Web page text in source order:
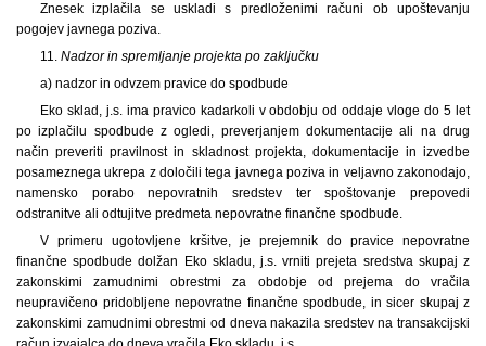
Znesek izplačila se uskladi s predloženimi računi ob upoštevanju
pogojev javnega poziva.
11. Nadzor in spremljanje projekta po zaključku
a) nadzor in odvzem pravice do spodbude
Eko sklad, j.s. ima pravico kadarkoli v obdobju od oddaje vloge do 5 let
po izplačilu spodbude z ogledi, preverjanjem dokumentacije ali na drug
način preveriti pravilnost in skladnost projekta, dokumentacije in izvedbe
posameznega ukrepa z določili tega javnega poziva in veljavno zakonodajo,
namensko porabo nepovratnih sredstev ter spoštovanje prepovedi
odstranitve ali odtujitve predmeta nepovratne finančne spodbude.
V primeru ugotovljene kršitve, je prejemnik do pravice nepovratne
finančne spodbude dolžan Eko skladu, j.s. vrniti prejeta sredstva skupaj z
zakonskimi zamudnimi obrestmi za obdobje od prejema do vračila
neupravičeno pridobljene nepovratne finančne spodbude, in sicer skupaj z
zakonskimi zamudnimi obrestmi od dneva nakazila sredstev na transakcijski